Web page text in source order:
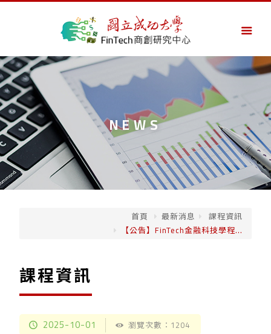
NEWS
首頁 最新消息
課程資訊
【公告】FinTech金融科技學程...
課程資訊
2025-10-01 瀏覽次數：1204